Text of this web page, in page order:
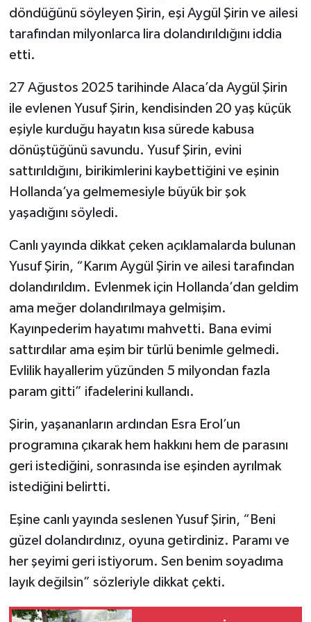
döndüğünü söyleyen Şirin, eşi Aygül Şirin ve ailesi
tarafından milyonlarca lira dolandırıldığını iddia
etti.
27 Ağustos 2025 tarihinde Alaca’da Aygül Şirin
ile evlenen Yusuf Şirin, kendisinden 20 yaş küçük
eşiyle kurduğu hayatın kısa sürede kabusa
dönüştüğünü savundu. Yusuf Şirin, evini
sattırıldığını, birikimlerini kaybettiğini ve eşinin
Hollanda’ya gelmemesiyle büyük bir şok
yaşadığını söyledi.
Canlı yayında dikkat çeken açıklamalarda bulunan
Yusuf Şirin, “Karım Aygül Şirin ve ailesi tarafından
dolandırıldım. Evlenmek için Hollanda’dan geldim
ama meğer dolandırılmaya gelmişim.
Kayınpederim hayatımı mahvetti. Bana evimi
sattırdılar ama eşim bir türlü benimle gelmedi.
Evlilik hayallerim yüzünden 5 milyondan fazla
param gitti” ifadelerini kullandı.
Şirin, yaşananların ardından Esra Erol’un
programına çıkarak hem hakkını hem de parasını
geri istediğini, sonrasında ise eşinden ayrılmak
istediğini belirtti.
Eşine canlı yayında seslenen Yusuf Şirin, “Beni
güzel dolandırdınız, oyuna getirdiniz. Paramı ve
her şeyimi geri istiyorum. Sen benim soyadıma
layık değilsin” sözleriyle dikkat çekti.